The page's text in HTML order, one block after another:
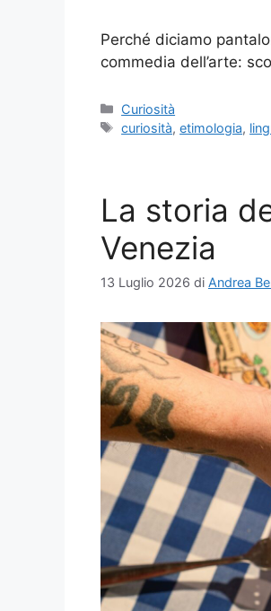
Perché diciamo
commedia dell’arte:
Categorie
Curiosità
Tag
curiosità,etimologia,
La storia
Venezia
13 Luglio 2026 di Andrea